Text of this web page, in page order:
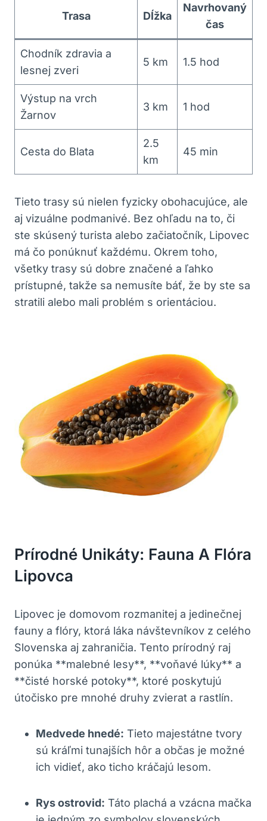
Trasa Dĺžka
Navrhovaný
čas
Chodník zdravia a
lesnej zveri
5 km 1.5 hod
Výstup na vrch
Žarnov
3 km 1 hod
Cesta do Blata
2.5
km
45 min
Tieto trasy sú nielen fyzicky obohacujúce, ale
aj vizuálne podmanivé. Bez ohľadu na to, či
ste skúsený turista alebo začiatočník, Lipovec
má čo ponúknuť každému. Okrem toho,
všetky trasy sú dobre značené a ľahko
prístupné, takže sa nemusíte báť, že by ste sa
stratili alebo mali problém s orientáciou.
Prírodné Unikáty: Fauna A Flóra
Lipovca
Lipovec je domovom rozmanitej a jedinečnej
fauny a flóry, ktorá láka návštevníkov z celého
Slovenska aj zahraničia. Tento prírodný raj
ponúka **malebné lesy**, **voňavé lúky** a
**čisté horské potoky**, ktoré poskytujú
útočisko pre mnohé druhy zvierat a rastlín.
Medvede hnedé: Tieto majestátne tvory
sú kráľmi tunajších hôr a občas je možné
ich vidieť, ako ticho kráčajú lesom.
Rys ostrovid: Táto plachá a vzácna mačka